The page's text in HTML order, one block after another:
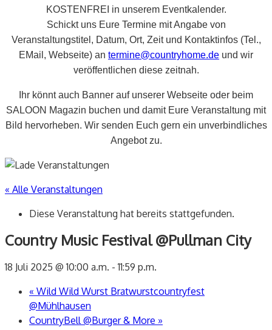
KOSTENFREI in unserem Eventkalender.
Schickt uns Eure Termine mit Angabe von
Veranstaltungstitel, Datum, Ort, Zeit und Kontaktinfos (Tel.,
EMail, Webseite) an termine@countryhome.de und wir
veröffentlichen diese zeitnah.
Ihr könnt auch Banner auf unserer Webseite oder beim
SALOON Magazin buchen und damit Eure Veranstaltung mit
Bild hervorheben. Wir senden Euch gern ein unverbindliches
Angebot zu.
« Alle Veranstaltungen
Diese Veranstaltung hat bereits stattgefunden.
Country Music Festival @Pullman City
18 Juli 2025 @ 10:00 a.m. -11:59 p.m.
« Wild Wild Wurst Bratwurstcountryfest
@Mühlhausen
CountryBell @Burger & More »